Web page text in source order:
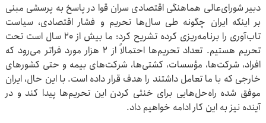
دبیر شورای‌عالی هماهنگی اقتصادی سران قوا در پاسخ به پرسشی مبنی
بر اینکه ایران چگونه طی سال‌ها تحریم و فشار اقتصادی، سیاست
تاب‌آوری را برنامه‌ریزی کرده تشریح کرد: ما بیش از ۲۰ سال است تحت
تحریم هستیم. تعداد تحریم‌ها احتمالاً از ۲ هزار مورد فراتر می‌رود که
افراد، شرکت‌ها، مؤسسات، کشتی‌ها، شرکت‌های بیمه و حتی کشورهای
خارجی که با ما تعامل داشتند را هدف قرار داده است. با این حال، ایران
موفق شده‌ راه‌حل‌هایی برای خنثی کردن این تحریم‌ها پیدا کند و در
آینده نیز به این کار ادامه خواهیم داد.